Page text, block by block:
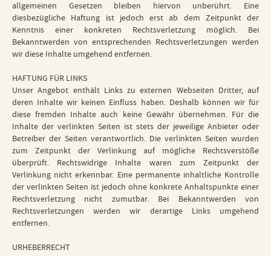
allgemeinen Gesetzen bleiben hiervon unberührt. Eine
diesbezügliche Haftung ist jedoch erst ab dem Zeitpunkt der
Kenntnis einer konkreten Rechtsverletzung möglich. Bei
Bekanntwerden von entsprechenden Rechtsverletzungen werden
wir diese Inhalte umgehend entfernen.
HAFTUNG FÜR LINKS
Unser Angebot enthält Links zu externen Webseiten Dritter, auf
deren Inhalte wir keinen Einfluss haben. Deshalb können wir für
diese fremden Inhalte auch keine Gewähr übernehmen. Für die
Inhalte der verlinkten Seiten ist stets der jeweilige Anbieter oder
Betreiber der Seiten verantwortlich. Die verlinkten Seiten wurden
zum Zeitpunkt der Verlinkung auf mögliche Rechtsverstöße
überprüft. Rechtswidrige Inhalte waren zum Zeitpunkt der
Verlinkung nicht erkennbar. Eine permanente inhaltliche Kontrolle
der verlinkten Seiten ist jedoch ohne konkrete Anhaltspunkte einer
Rechtsverletzung nicht zumutbar. Bei Bekanntwerden von
Rechtsverletzungen werden wir derartige Links umgehend
entfernen.
URHEBERRECHT